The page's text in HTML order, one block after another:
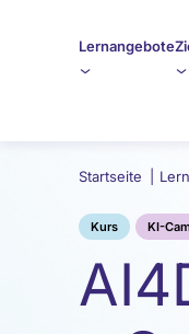
Lernangebote
Startseite
Kurs KI-